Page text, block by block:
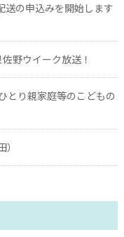
送の申込みを開始します
野ウイーク放送！
とり親家庭等のこどもの